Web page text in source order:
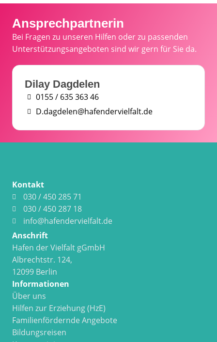
Ansprechpartnerin
Bei Fragen zu unseren Hilfen oder zu passenden
Unterstützungsangeboten sind wir gern für Sie da.
Dilay Dagdelen
0155 / 635 363 46
D.dagdelen@hafendervielfalt.de
Kontakt
030 / 450 285 71
030 / 450 287 18
info@hafendervielfalt.de
Anschrift
Hafen der Vielfalt gGmbH
Albrechtstr. 124,
12099 Berlin
Informationen
Über uns
Hilfen zur Erziehung (HzE)
Familienfördernde Angebote
Bildungsreisen